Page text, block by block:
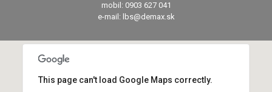
mobil: 0903 627 041
e-mail: lbs@demax.sk
This page can't load Google Maps correctly.